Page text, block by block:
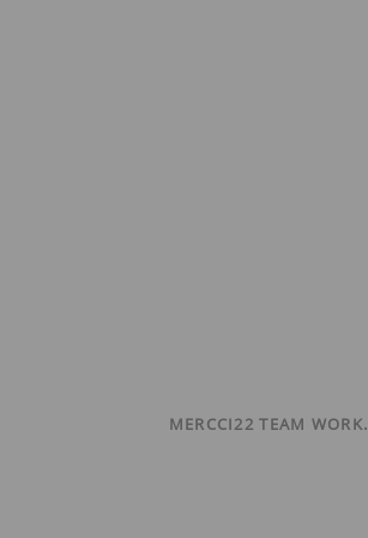
MERCCI22 TEAM WORK.